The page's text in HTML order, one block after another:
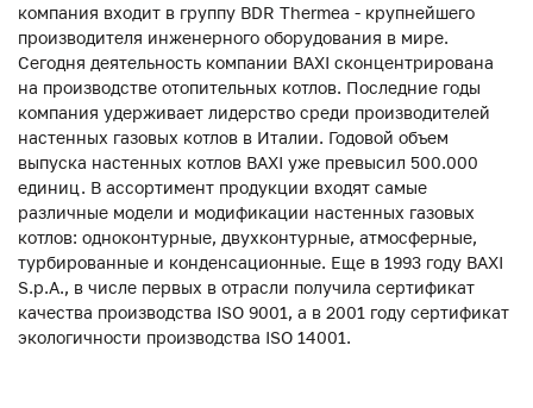
компания входит в группу BDR Thermea - крупнейшего
производителя инженерного оборудования в мире.
Сегодня деятельность компании BAXI сконцентрирована
на производстве отопительных котлов. Последние годы
компания удерживает лидерство среди производителей
настенных газовых котлов в Италии. Годовой объем
выпуска настенных котлов BAXI уже превысил 500.000
единиц. В ассортимент продукции входят самые
различные модели и модификации настенных газовых
котлов: одноконтурные, двухконтурные, атмосферные,
турбированные и конденсационные. Еще в 1993 году BAXI
S.p.A., в числе первых в отрасли получила сертификат
качества производства ISO 9001, а в 2001 году сертификат
экологичности производства ISO 14001.